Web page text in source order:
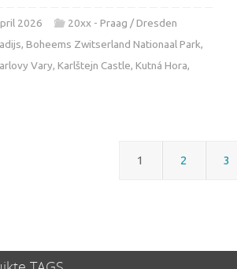
2026
20xx - Praag / Dresden
,Boheems Zwitserland Nationaal Park,
Vary, Karlštejn Castle, Kutná Hora,
1 2 3